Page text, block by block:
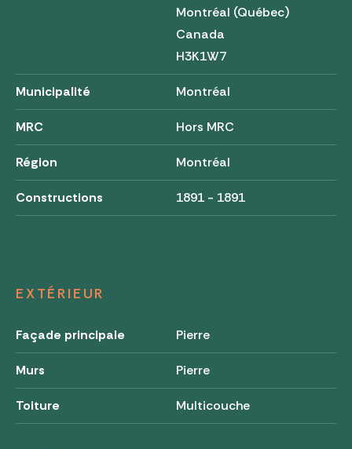
Montréal (Québec)
Canada
H3K1W7
Municipalité Montréal
MRC Hors MRC
Région Montréal
Constructions 1891 - 1891
EXTÉRIEUR
Façade principale Pierre
Murs Pierre
Toiture Multicouche